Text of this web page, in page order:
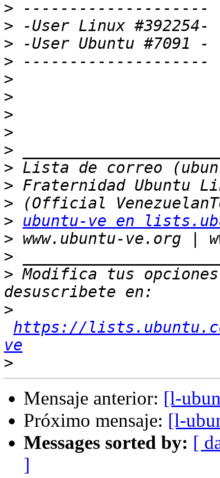
>
>
>
>
>
>
>
>
>
>
>
>
>
ubuntu-ve en
>
>
> Modifica tus
>
https://
ve
>
Mensaje anterior: [l-
Próximo mensaje: [l-
Messages sorted by: [
]